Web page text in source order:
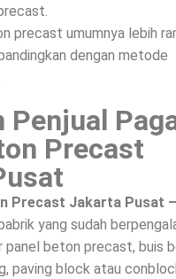
precast umumnya lebih
dengan metode
Penjual
Precast
Precast Jakarta Pusat
yang sudah
panel beton precast, buis
paving block atau